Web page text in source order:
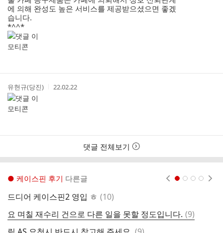
에 의해 완성도 높은 서비스를 제공받으셨으면 좋겠
습니다.
*^^*
작
성
자
유현규(당진)
작
22.02.22
댓글 전체보기
● 케이스핀 후기 다른글
드디어 케이스핀2 영입 ㅎ 댓
(10)
요 며칠 재수리 건으로 다른 일을 못할 정도입니다. 댓
글
(9)